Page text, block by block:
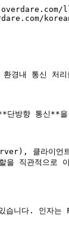
경내 통신 처
단방향 통신**
클라이언
직관적으로
니다. 인자